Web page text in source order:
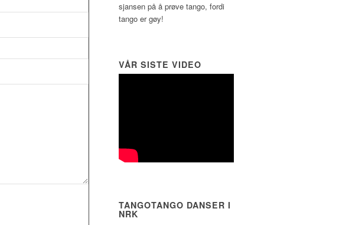
sjansen på å prøve tango, fordi
tango er gøy!
VÅR SISTE VIDEO
TANGOTANGO DANSER I
NRK